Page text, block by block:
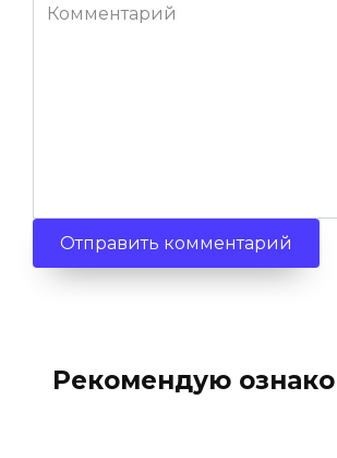
Комментарий
Рекомендую